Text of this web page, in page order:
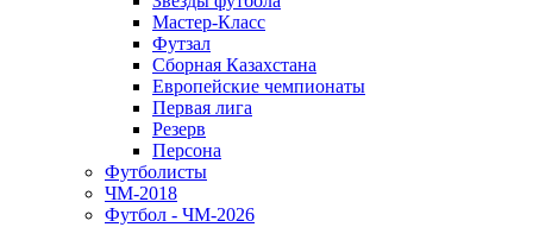
Мастер-Класс
Футзал
Сборная Казахстана
Европейские чемпионаты
Первая лига
Резерв
Персона
Футболисты
ЧМ-2018
Футбол - ЧМ-2026